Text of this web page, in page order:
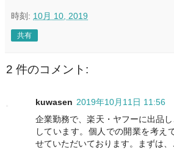
時刻: 10月 10, 2019
共有
2 件のコメント:
kuwasen 2019年10月11日 11:56
企業勤務で、楽天・ヤフーに出品
しています。個人での開業を考え
せていただいております。まずは、